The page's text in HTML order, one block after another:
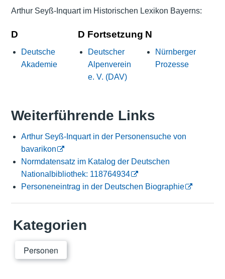
Arthur Seyß-Inquart im Historischen Lexikon Bayerns:
D
Deutsche
Akademie
D Fortsetzung
Deutscher
Alpenverein
e. V. (DAV)
N
Nürnberger
Prozesse
Weiterführende Links
Arthur Seyß-Inquart in der Personensuche von
bavarikon
Normdatensatz im Katalog der Deutschen
Nationalbibliothek: 118764934
Personeneintrag in der Deutschen Biographie
Kategorien
Personen